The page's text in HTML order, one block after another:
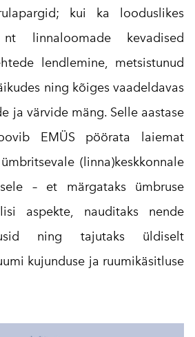
kui ka looduslikes
linnaloomade kevadised
lendlemine, metsistunud
ning kõiges vaadeldavas
ja värvide mäng. Selle aastase
EMÜS pöörata laiemat
(linna)keskkonnale
– et märgataks ümbruse
aspekte, nauditaks nende
ning tajutaks üldiselt
kujunduse ja ruumikäsitluse